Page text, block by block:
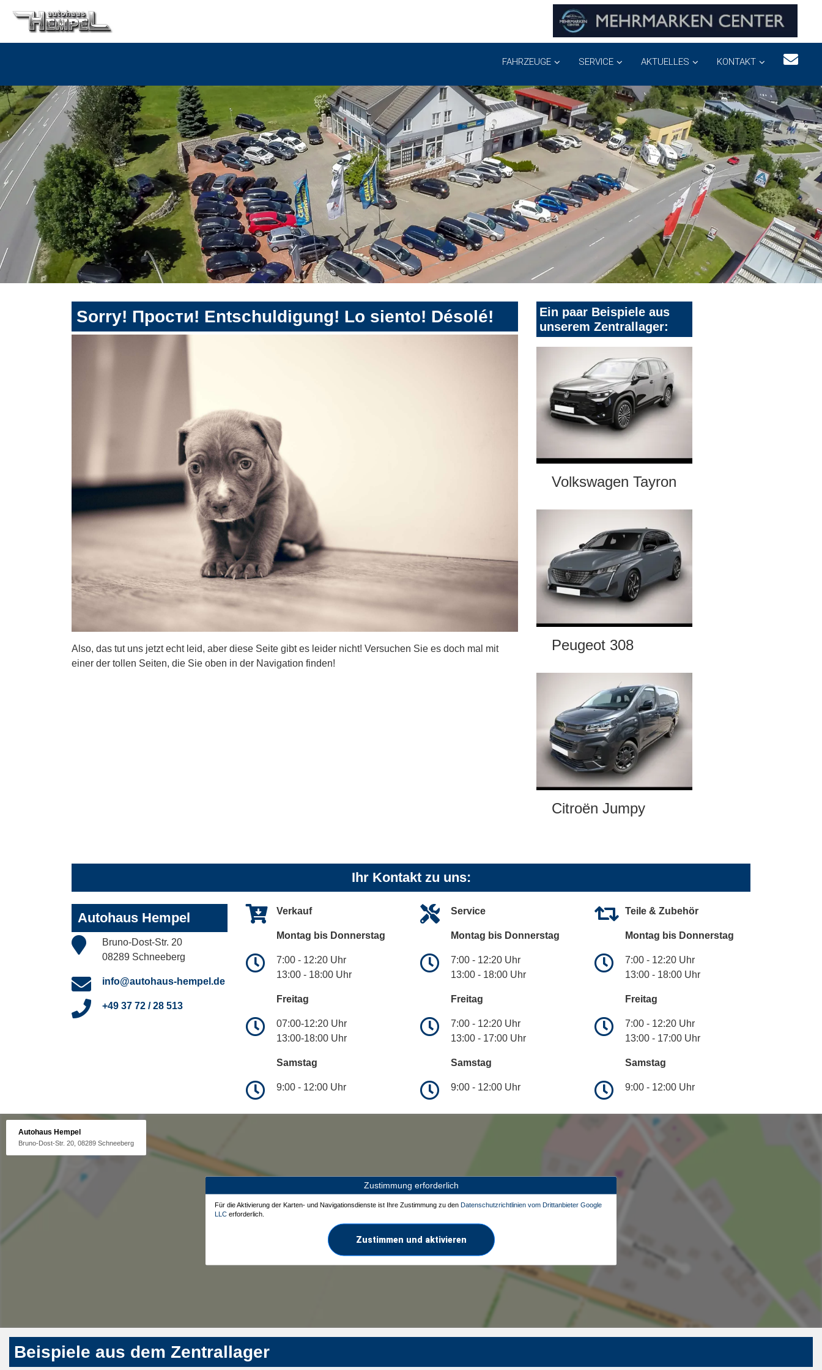
FAHRZEUGE SERVICE AKTUELLES KONTAKT
Sorry! Прости! Entschuldigung! Lo siento! Désolé!
Also, das tut uns jetzt echt leid, aber diese Seite gibt es leider nicht! Versuchen Sie es doch mal mit
einer der tollen Seiten, die Sie oben in der Navigation finden!
Ein paar Beispiele aus
unserem Zentrallager:
Volkswagen Tayron
Peugeot 308
Citroën Jumpy
Ihr Kontakt zu uns:
Autohaus Hempel
Bruno-Dost-Str. 20
08289 Schneeberg
info@autohaus-hempel.de
+49 37 72 / 28 513
Verkauf
Montag bis Donnerstag
7:00 - 12:20 Uhr
13:00 - 18:00 Uhr
Freitag
07:00-12:20 Uhr
13:00-18:00 Uhr
Samstag
9:00 - 12:00 Uhr
Service
Montag bis Donnerstag
7:00 - 12:20 Uhr
13:00 - 18:00 Uhr
Freitag
7:00 - 12:20 Uhr
13:00 - 17:00 Uhr
Samstag
9:00 - 12:00 Uhr
Teile & Zubehör
Montag bis Donnerstag
7:00 - 12:20 Uhr
13:00 - 18:00 Uhr
Freitag
7:00 - 12:20 Uhr
13:00 - 17:00 Uhr
Samstag
9:00 - 12:00 Uhr
Autohaus Hempel
Bruno-Dost-Str. 20, 08289 Schneeberg
Zustimmung erforderlich
Für die Aktivierung der Karten- und Navigationsdienste ist Ihre Zustimmung zu den Datenschutzrichtlinien vom Drittanbieter Google
LLC erforderlich.
Zustimmen und aktivieren
Beispiele aus dem Zentrallager